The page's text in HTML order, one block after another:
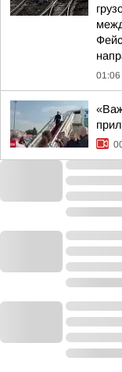
01:06